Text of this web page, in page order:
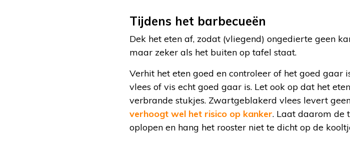
Tijdens het barbecueën
Dek het eten af, zodat (vliegend) ongedierte geen
maar zeker als het buiten op tafel staat.
Verhit het eten goed en controleer of het goed gaar
vlees of vis echt goed gaar is. Let ook op dat het
verbrande stukjes. Zwartgeblakerd vlees levert
verhoogt wel het risico op kanker. Laat daarom de
oplopen en hang het rooster niet te dicht op de